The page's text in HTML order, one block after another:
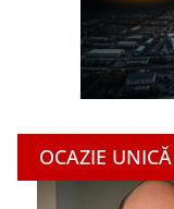
OCAZIE